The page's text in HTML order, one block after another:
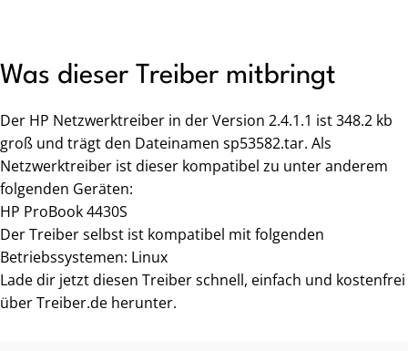
Was dieser Treiber mitbringt
Der HP Netzwerktreiber in der Version 2.4.1.1 ist 348.2 kb
groß und trägt den Dateinamen sp53582.tar. Als
Netzwerktreiber ist dieser kompatibel zu unter anderem
folgenden Geräten:
HP ProBook 4430S
Der Treiber selbst ist kompatibel mit folgenden
Betriebssystemen: Linux
Lade dir jetzt diesen Treiber schnell, einfach und kostenfrei
über Treiber.de herunter.